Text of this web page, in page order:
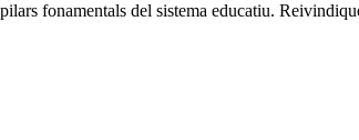
fonamentals del sistema educatiu.